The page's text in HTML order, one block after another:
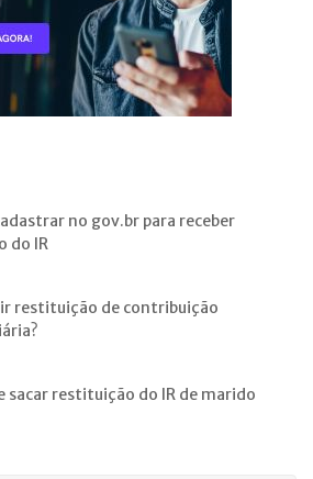
no gov.br para receber
do IR
restituição de contribuição
sacar restituição do IR de marido